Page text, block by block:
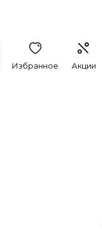
Избранное Акции